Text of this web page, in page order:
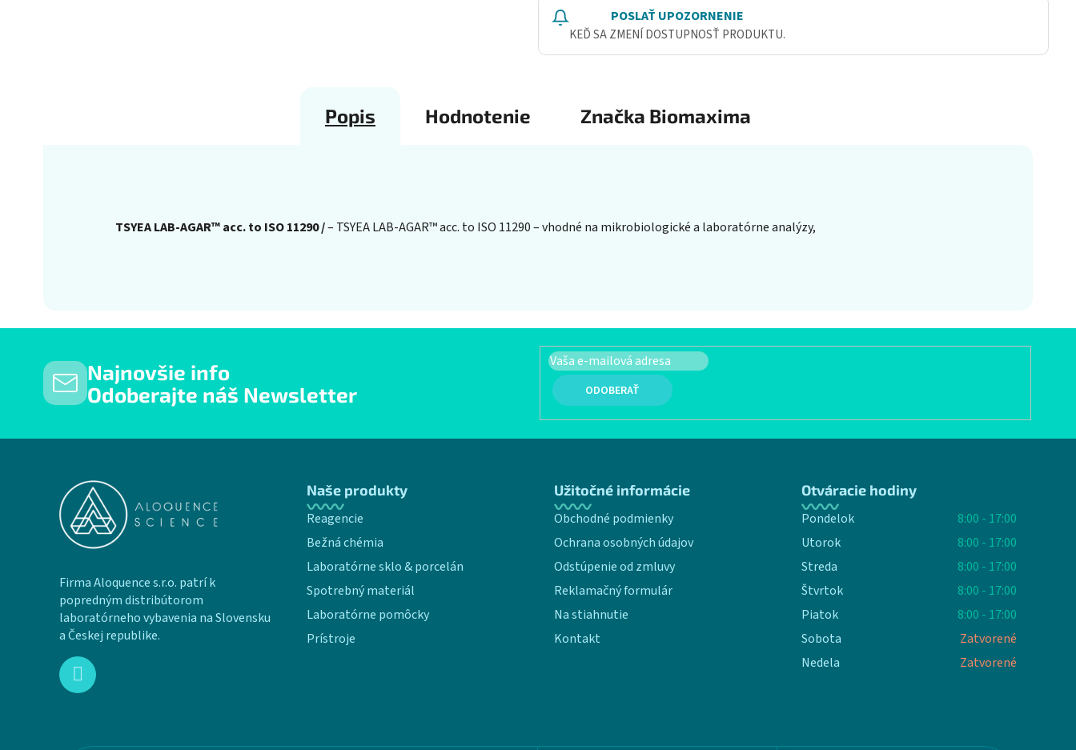
POSLAŤ UPOZORNENIE
KEĎ SA ZMENÍ DOSTUPNOSŤ PRODUKTU.
Popis Hodnotenie Značka Biomaxima
TSYEA LAB-AGAR™ acc. to ISO 11290 /– TSYEA LAB-AGAR™ acc. to ISO 11290 – vhodné na mikrobiologické a laboratórne analýzy,
Najnovšie info
Odoberajte náš Newsletter
PRIHLÁSIŤ SA
Firma Aloquence s.r.o. patrí k
popredným distribútorom
laboratórneho vybavenia na Slovensku
a Českej republike.
Naše produkty
Reagencie
Bežná chémia
Laboratórne sklo & porcelán
Spotrebný materiál
Laboratórne pomôcky
Prístroje
Užitočné informácie
Obchodné podmienky
Ochrana osobných údajov
Odstúpenie od zmluvy
Reklamačný formulár
Na stiahnutie
Kontakt
Otváracie hodiny
Pondelok
8:00 - 17:00
Utorok
8:00 - 17:00
Streda
8:00 - 17:00
Štvrtok
8:00 - 17:00
Piatok
8:00 - 17:00
Sobota
Zatvorené
Nedela
Zatvorené